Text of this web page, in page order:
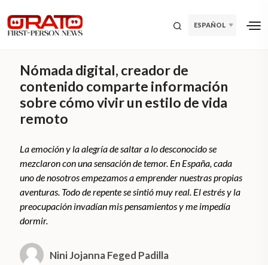
ESPAÑOL
Nómada digital, creador de
contenido comparte información
sobre cómo vivir un estilo de vida
remoto
La emoción y la alegría de saltar a lo desconocido se
mezclaron con una sensación de temor. En España, cada
uno de nosotros empezamos a emprender nuestras propias
aventuras. Todo de repente se sintió muy real. El estrés y la
preocupación invadían mis pensamientos y me impedía
dormir.
Nini Jojanna Feged Padilla